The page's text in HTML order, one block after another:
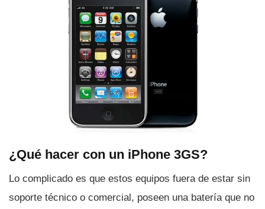
¿Qué hacer con un iPhone 3GS?
Lo complicado es que estos equipos fuera de estar sin
soporte técnico o comercial, poseen una baterí­a que no